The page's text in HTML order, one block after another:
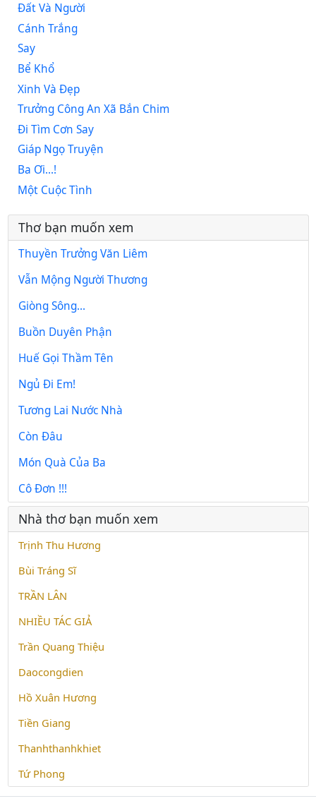
Đất Và Người
Cánh Trắng
Say
Bể Khổ
Xinh Và Đẹp
Trưởng Công An Xã Bắn Chim
Đi Tìm Cơn Say
Giáp Ngọ Truyện
Ba Ơi...!
Một Cuộc Tình
Thơ bạn muốn xem
Thuyền Trưởng Văn Liêm
Vẫn Mộng Người Thương
Giòng Sông...
Buồn Duyên Phận
Huế Gọi Thầm Tên
Ngủ Đi Em!
Tương Lai Nước Nhà
Còn Đâu
Món Quà Của Ba
Cô Đơn !!!
Nhà thơ bạn muốn xem
Trịnh Thu Hương
Bùi Tráng Sĩ
TRẦN LÂN
NHIỀU TÁC GIẢ
Trần Quang Thiệu
Daocongdien
Hồ Xuân Hương
Tiền Giang
Thanhthanhkhiet
Tứ Phong